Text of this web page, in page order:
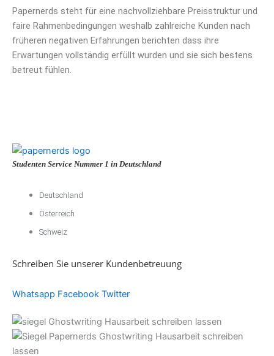
Papernerds steht für eine nachvollziehbare Preisstruktur und
faire Rahmenbedingungen weshalb zahlreiche Kunden nach
früheren negativen Erfahrungen berichten dass ihre
Erwartungen vollständig erfüllt wurden und sie sich bestens
betreut fühlen.
Studenten Service Nummer 1 in Deutschland
Deutschland
Österreich
Schweiz
Schreiben Sie unserer Kundenbetreuung
Whatsapp Facebook Twitter